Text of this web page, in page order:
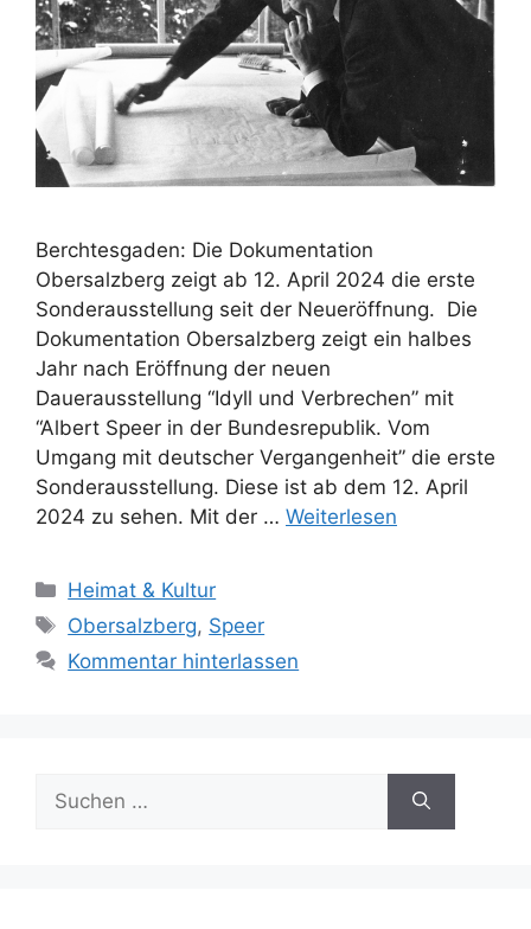
Berchtesgaden: Die Dokumentation
Obersalzberg zeigt ab 12. April 2024 die erste
Sonderausstellung seit der Neueröffnung. Die
Dokumentation Obersalzberg zeigt ein halbes
Jahr nach Eröffnung der neuen
Dauerausstellung “Idyll und Verbrechen” mit
“Albert Speer in der Bundesrepublik. Vom
Umgang mit deutscher Vergangenheit” die erste
Sonderausstellung. Diese ist ab dem 12. April
2024 zu sehen. Mit der … Weiterlesen
Kategorien
Heimat & Kultur
Schlagwörter
Obersalzberg, Speer
Kommentar hinterlassen
nach: